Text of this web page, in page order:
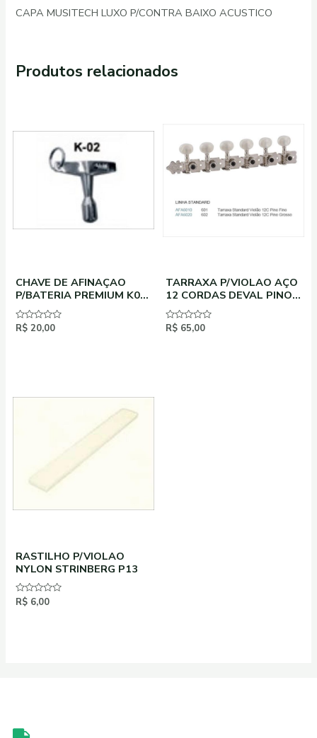
CAPA MUSITECH LUXO P/CONTRA BAIXO ACUSTICO
Produtos relacionados
CHAVE DE AFINAÇAO
P/BATERIA PREMIUM K02
UNIDADE
Avaliação
R$ 20,00
TARRAXA P/VIOLAO AÇO
12 CORDAS DEVAL PINO
FINO
Avaliação
R$ 65,00
RASTILHO P/VIOLAO
NYLON STRINBERG P13
Avaliação
R$ 6,00